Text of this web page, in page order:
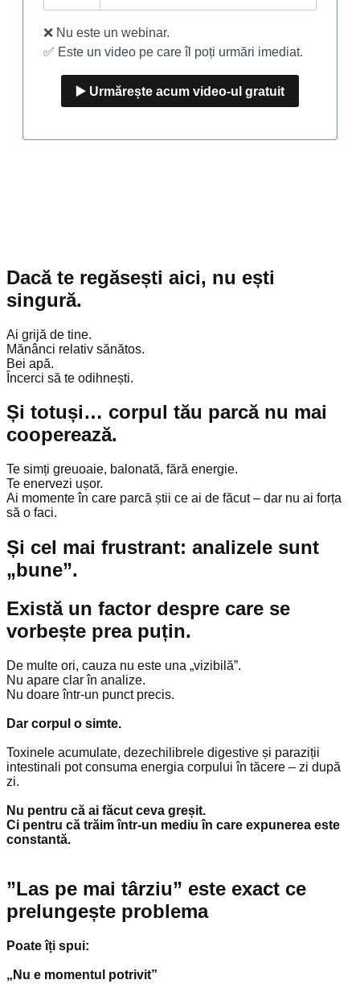
Dacă te regăsești aici, nu ești
singură.
Ai grijă de tine.
Mănânci relativ sănătos.
Bei apă.
Încerci să te odihnești.
Și totuși… corpul tău parcă nu mai
cooperează.
Te simți greuoaie, balonată, fără energie.
Te enervezi ușor.
Ai momente în care parcă știi ce ai de făcut – dar nu ai forța
să o faci.
Și cel mai frustrant: analizele sunt
„bune”.
Există un factor despre care se
vorbește prea puțin.
De multe ori, cauza nu este una „vizibilă”.
Nu apare clar în analize.
Nu doare într-un punct precis.
Dar corpul o simte.
Toxinele acumulate, dezechilibrele digestive și paraziții
intestinali pot consuma energia corpului în tăcere – zi după
zi.
Nu pentru că ai făcut ceva greșit.
Ci pentru că trăim într-un mediu în care expunerea este
constantă.
”Las pe mai târziu” este exact ce
prelungește problema
Poate îți spui:
„Nu e momentul potrivit”